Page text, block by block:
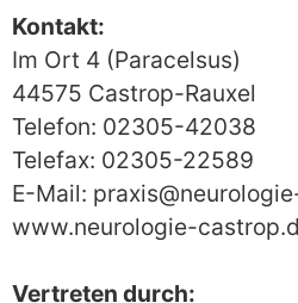
Kontakt:
Im Ort 4 (Paracelsus)
44575 Castrop-Rauxel
Telefon: 02305-42038
Telefax: 02305-22589
E-Mail:
www.neurologie-
Vertreten durch: